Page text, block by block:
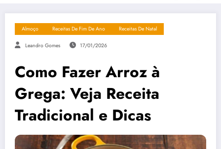
Almoço Receitas De Fim De Ano Receitas De Natal
Leandro Gomes 17/01/2026
Como Fazer Arroz à
Grega: Veja Receita
Tradicional e Dicas